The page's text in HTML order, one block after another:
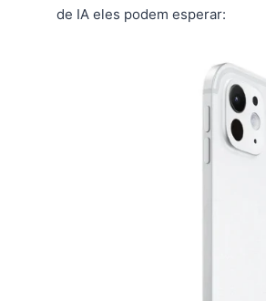
de IA eles podem esperar: